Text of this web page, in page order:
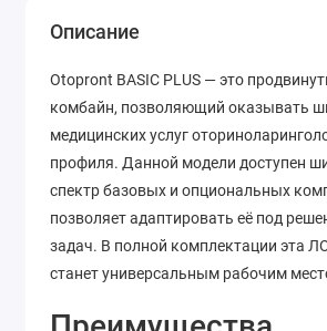
Описание
Otopront BASIC PLUS — это
комбайн, позволяющий оказывать
медицинских услуг
профиля. Данной модели доступен
спектр базовых и опциональных
позволяет адаптировать её под
задач. В полной комплектации эта
станет универсальным рабочим